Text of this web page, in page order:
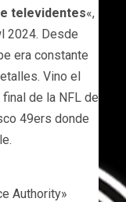
televidentes«,
2024. Desde
era constante
Vino el
de la NFL de
49ers donde
Authority»